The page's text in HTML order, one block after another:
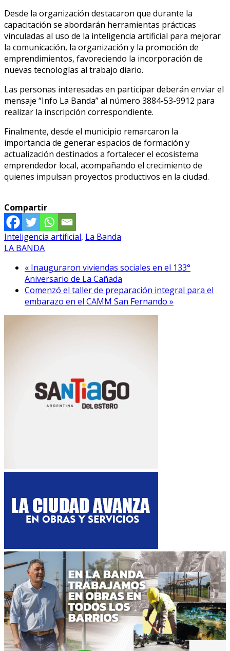
Desde la organización destacaron que durante la
capacitación se abordarán herramientas prácticas
vinculadas al uso de la inteligencia artificial para mejorar
la comunicación, la organización y la promoción de
emprendimientos, favoreciendo la incorporación de
nuevas tecnologías al trabajo diario.
Las personas interesadas en participar deberán enviar el
mensaje “Info La Banda” al número 3884-53-9912 para
realizar la inscripción correspondiente.
Finalmente, desde el municipio remarcaron la
importancia de generar espacios de formación y
actualización destinados a fortalecer el ecosistema
emprendedor local, acompañando el crecimiento de
quienes impulsan proyectos productivos en la ciudad.
Compartir
Inteligencia artificial, La Banda
LA BANDA
« Inauguraron viviendas sociales en el 133°
Aniversario de La Cañada
Comenzó el taller de preparación integral para el
embarazo en el CAMM San Fernando »